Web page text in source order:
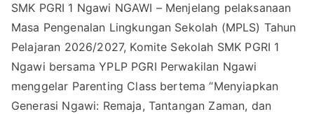
SMK PGRI 1 Ngawi NGAWI – Menjelang pelaksanaan
Masa Pengenalan Lingkungan Sekolah (MPLS) Tahun
Pelajaran 2026/2027, Komite Sekolah SMK PGRI 1
Ngawi bersama YPLP PGRI Perwakilan Ngawi
menggelar Parenting Class bertema “Menyiapkan
Generasi Ngawi: Remaja, Tantangan Zaman, dan